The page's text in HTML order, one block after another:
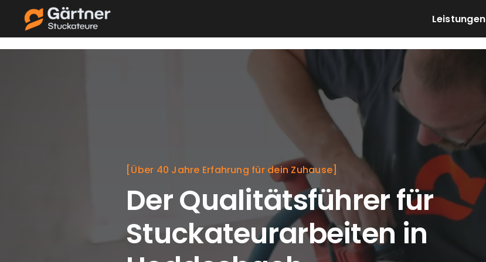
content
Leistungen
[Über 40 Jahre Erfahrung für dein Zuhause]
Der Qualitätsführer für
Stuckateurarbeiten in